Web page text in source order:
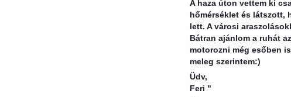
A haza úton vettem ki
hőmérséklet és látszott,
lett. A városi
Bátran ajánlom a ruhát
motorozni még esőben
meleg szerintem:)
Üdv,
Feri "